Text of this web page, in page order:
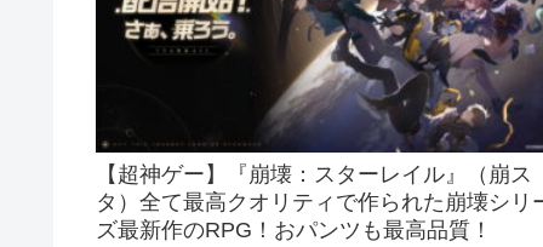
【超神ゲー】『崩壊：スターレイル』（崩ス
タ）全て最高クオリティで作られた崩壊シリ
ズ最新作のRPG！おパンツも最高品質！